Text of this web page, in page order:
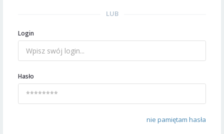
LUB
Login
Hasło
nie pamiętam hasła